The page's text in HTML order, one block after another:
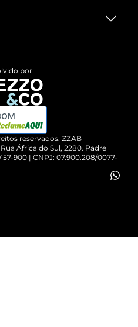
reservados. ZZAB
África do Sul, 2280. Padre
900 | CNPJ: 07.900.208/0077-
por